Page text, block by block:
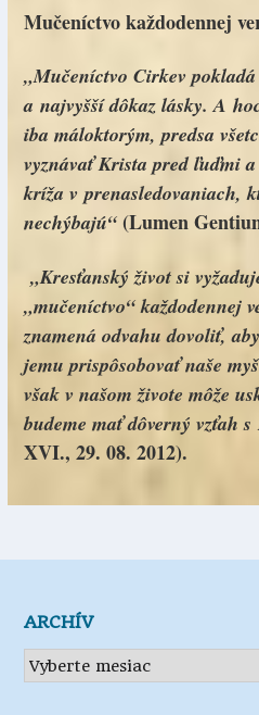
Mučeníctvo každodennej
„Mučeníctvo Cirkev
a najvyšší dôkaz lásky. A
iba máloktorým, predsa
vyznávať Krista pred ľuďmi
kríža v prenasledovaniach,
nechýbajú“ (Lumen
„Kresťanský život si
„mučeníctvo“ každodennej
znamená odvahu dovoliť,
jemu prispôsobovať naše
však v našom živote môže
budeme mať dôverný vzťah
XVI., 29. 08. 2012).
ARCHÍV
Archív